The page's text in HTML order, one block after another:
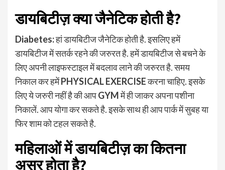
डायबिटीज़ क्या जैनेटिक होती है?
Diabetes:हां डायबिटीज जैनेटिक होती है. इसलिए हमें
डायबिटीज में सतर्क रहने की जरुरत है. हमें डायबिटीज से बचने के
लिए अपनी लाइफस्टाइल में बदलाव लाने की जरुरत है. समय
निकाल कर हमेंPHYSICAL EXERCISEकरना चाहिए. इसके
लिए ये जरुरी नहीं है की आपGYMमें ही जाकर अपना पशीना
निकालें. आप योगा कर सकते है. इसके साथ ही आप पार्क में सुबह या
फिर शाम को टहल सकते है.
महिलाओं में डायबिटीज़ का कितना
असर होता है?